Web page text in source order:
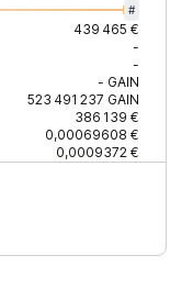
#
439 465 €
-
-
- GAIN
523 491 237 GAIN
386 139 €
0,00069608 €
0,0009372 €